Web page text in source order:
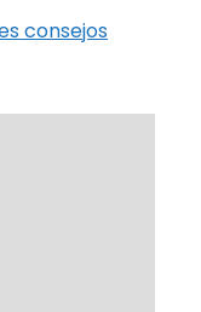
consejos